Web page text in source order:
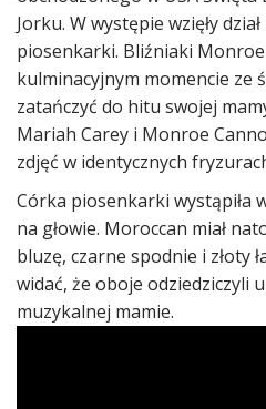
Jorku. W występie wzięły
piosenkarki. Bliźniaki
kulminacyjnym momencie ze
zatańczyć do hitu swojej
Mariah Carey i Monroe
zdjęć w identycznych
Córka piosenkarki wystąpiła
na głowie. Moroccan miał
bluzę, czarne spodnie i złoty
widać, że oboje odziedziczyli
muzykalnej mamie.